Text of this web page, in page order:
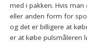
med i pakken. Hvis
eller anden form for
og det er billigere at
er at købe pulsmåleren